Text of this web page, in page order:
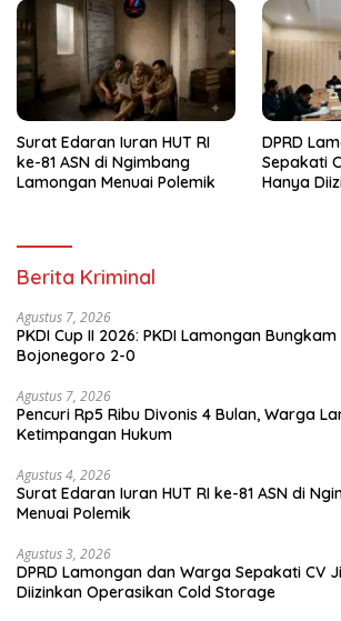
Surat Edaran Iuran HUT RI
ke-81 ASN di Ngimbang
Lamongan Menuai Polemik
DPRD
Sepakati
Hanya
Berita Kriminal
Agustus 7, 2026
PKDI Cup II 2026: PKDI Lamongan
Bojonegoro 2-0
Agustus 7, 2026
Pencuri Rp5 Ribu Divonis 4 Bulan, Warga
Ketimpangan Hukum
Agustus 4, 2026
Surat Edaran Iuran HUT RI ke-81 ASN di
Menuai Polemik
Agustus 3, 2026
DPRD Lamongan dan Warga Sepakati CV
Diizinkan Operasikan Cold Storage